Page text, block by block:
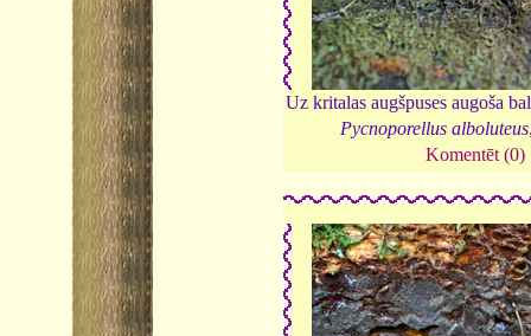
Uz kritalas augšpuses augoša
Pycnoporellus alboluteus
Komentēt (0)